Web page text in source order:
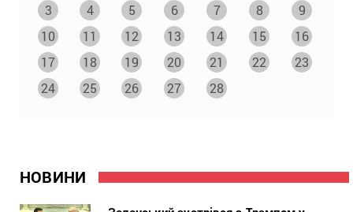
НОВИНИ
3
4 5 6 7 8
9
10
11 12 13 14 15
16
17
18 19 20 21 22
23
24
25 26 27 28